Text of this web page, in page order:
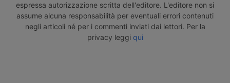
espressa autorizzazione scritta dell'editore. L'editore non si
assume alcuna responsabilità per eventuali errori contenuti
negli articoli né per i commenti inviati dai lettori. Per la
privacy leggi qui